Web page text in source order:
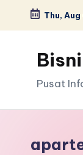
Skip
content
Thu,
Pusat